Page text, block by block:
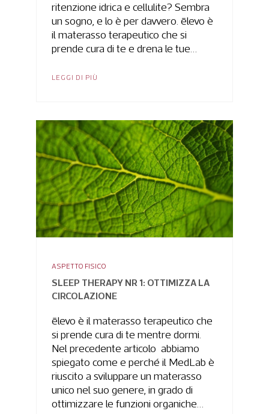
ritenzione idrica e cellulite? Sembra
un sogno, e lo è per davvero. ēlevo è
il materasso terapeutico che si
prende cura di te e drena le tue…
LEGGI DI PIÙ
ASPETTO FISICO
SLEEP THERAPY NR 1: OTTIMIZZA LA
CIRCOLAZIONE
ēlevo è il materasso terapeutico che
si prende cura di te mentre dormi.
Nel precedente articolo abbiamo
spiegato come e perché il MedLab è
riuscito a sviluppare un materasso
unico nel suo genere, in grado di
ottimizzare le funzioni organiche…